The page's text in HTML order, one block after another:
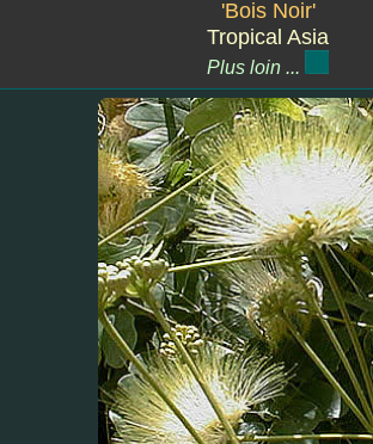
'Bois Noir'
Tropical Asia
Plus loin ...